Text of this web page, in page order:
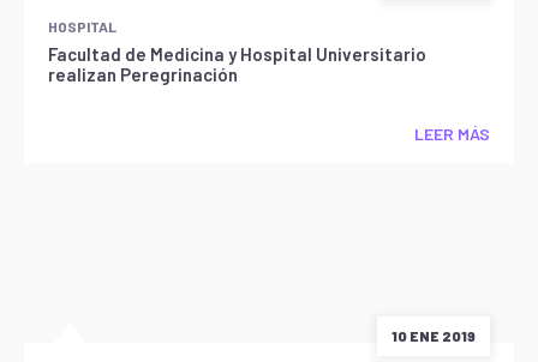
HOSPITAL
Facultad de Medicina y Hospital Universitario
realizan Peregrinación
LEER MÁS
10 ENE 2019